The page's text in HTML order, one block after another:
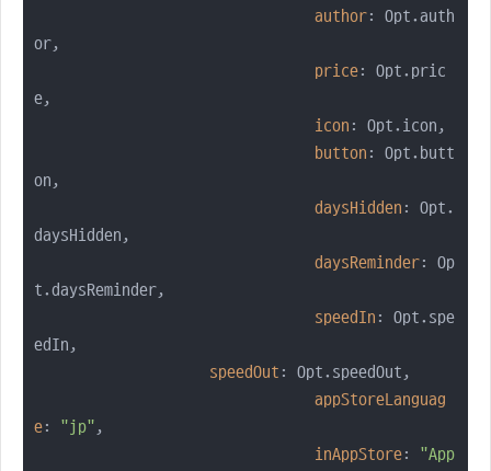
author: Opt.auth
or,
price: Opt.pric
e,
icon : Opt.icon,
button : Opt.butt
on,
daysHidden : Opt.
daysHidden,
daysReminder: Op
t.daysReminder,
speedIn : Opt.spe
edIn,
speedOut : Opt.speedOut,
appStoreLanguag
e: "jp" ,
inAppStore: "App